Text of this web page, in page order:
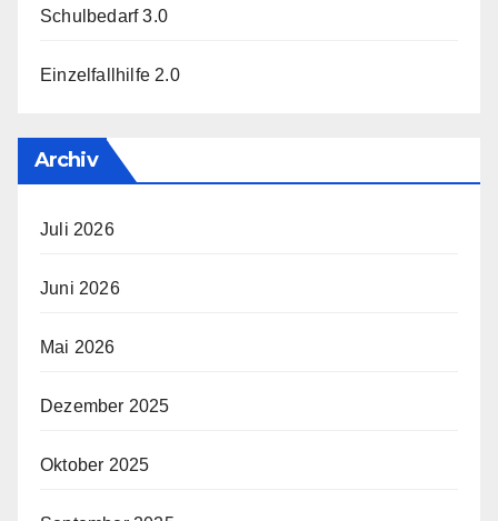
Schulbedarf 3.0
Einzelfallhilfe 2.0
Archiv
Juli 2026
Juni 2026
Mai 2026
Dezember 2025
Oktober 2025